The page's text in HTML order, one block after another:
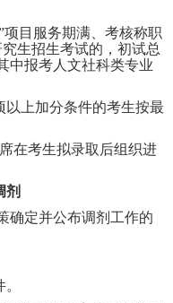
目服务期满、考核称职
生招生考试的，初试总
中报考人文社科类专业
以上加分条件的考生按最
在考生拟录取后组织进
剂
确定并公布调剂工作的